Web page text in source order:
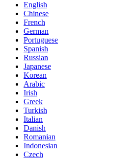
English
Chinese
French
German
Portuguese
Spanish
Russian
Japanese
Korean
Arabic
Irish
Greek
Turkish
Italian
Danish
Romanian
Indonesian
Czech